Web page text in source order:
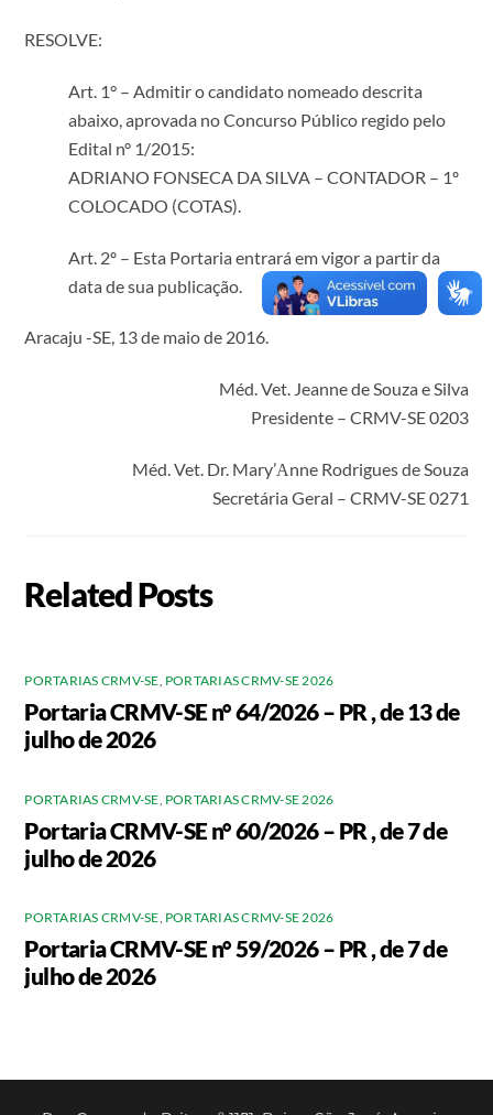
RESOLVE:
Art. 1° – Admitir o candidato nomeado descrita
abaixo, aprovada no Concurso Público regido pelo
Edital n° 1/2015:
ADRIANO FONSECA DA SILVA – CONTADOR – 1º
COLOCADO (COTAS).
Art. 2º – Esta Portaria entrará em vigor a partir da
data de sua publicação.
Aracaju -SE, 13 de maio de 2016.
Méd. Vet. Jeanne de Souza e Silva
Presidente – CRMV-SE 0203
Méd. Vet. Dr. Mary’Аnne Rodrigues de Souza
Secretária Geral – CRMV-SE 0271
Related Posts
PORTARIAS CRMV-SE PORTARIAS CRMV-SE 2026
Portaria CRMV-SE n° 64/2026 – PR , de 13 de
julho de 2026
PORTARIAS CRMV-SE PORTARIAS CRMV-SE 2026
Portaria CRMV-SE n° 60/2026 – PR , de 7 de
julho de 2026
PORTARIAS CRMV-SE, PORTARIAS CRMV-SE 2026
Portaria CRMV-SE n° 59/2026 – PR , de 7 de
julho de 2026